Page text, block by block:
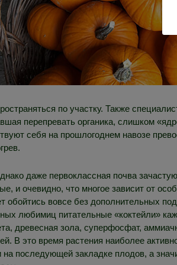
по участку. Также
перепревать органика, слишком
себя на прошлогоднем навозе
даже первоклассная почва
и очевидно, что многое зависит от
обойтись вовсе без дополнительных
любимиц питательные «коктейли»
древесная зола, суперфосфат,
В это время растения наиболее
на последующей закладке плодов, а